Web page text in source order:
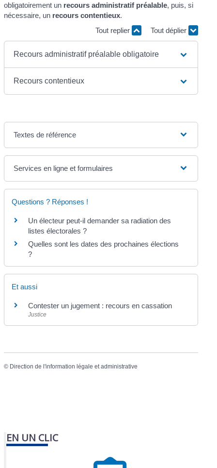
obligatoirement un recours administratif préalable, puis, si
nécessaire, un recours contentieux.
Tout replier
Tout déplier
Recours administratif préalable obligatoire
Recours contentieux
Textes de référence
Services en ligne et formulaires
Questions ? Réponses !
Un électeur peut-il demander sa radiation des
listes électorales ?
Quelles sont les dates des prochaines élections
?
Et aussi
Contester un jugement : recours en cassation
Justice
© Direction de l'information légale et administrative
EN UN CLIC